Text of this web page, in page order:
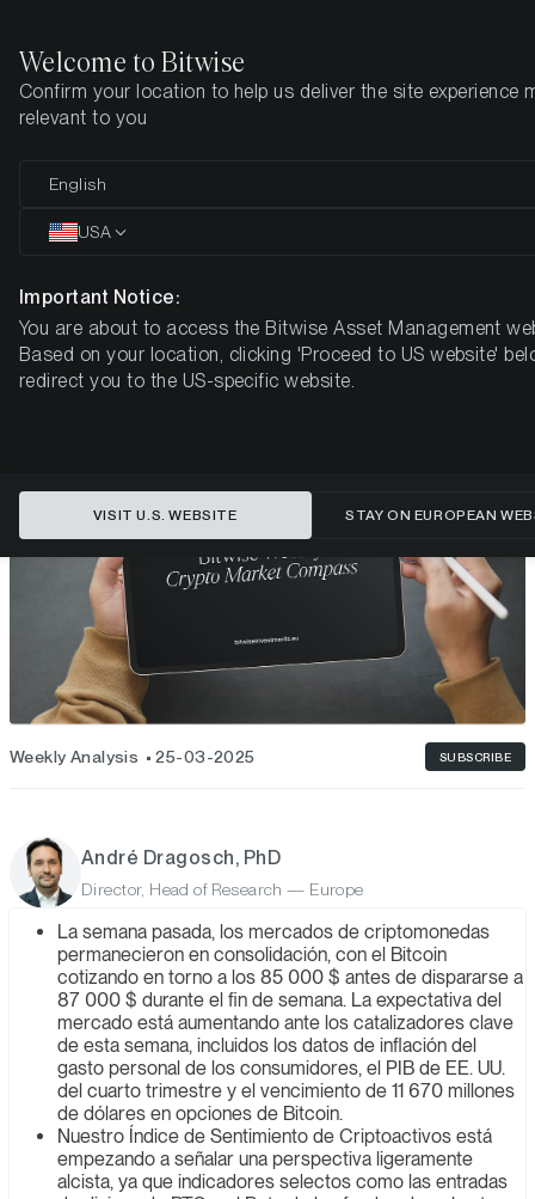
Home Insights Market Updates
El bitcoin se fortalece mientras
EE. UU. evalúa la venta de oro
nuevos catalizadores?
BITWISE CRYPTO MARKET COMPASS - SEMANA 13, 2025
Weekly Analysis 25-03-2025 SUBSCRIBE
André Dragosch, PhD
Director, Head of Research — Europe
La semana pasada, los mercados de criptomonedas
permanecieron en consolidación, con el Bitcoin
cotizando en torno a los 85 000 $ antes de dispararse a
87 000 $ durante el fin de semana. La expectativa del
mercado está aumentando ante los catalizadores clave
de esta semana, incluidos los datos de inflación del
gasto personal de los consumidores, el PIB de EE. UU.
del cuarto trimestre y el vencimiento de 11 670 millones
de dólares en opciones de Bitcoin.
Nuestro Índice de Sentimiento de Criptoactivos está
empezando a señalar una perspectiva ligeramente
alcista, ya que indicadores selectos como las entradas
Welcome to Bitwise
Confirm your location to help us deliver the site experience
relevant to you
English
USA
Important Notice:
You are about to access the Bitwise Asset Management
Based on your location, clicking 'Proceed to US website'
redirect you to the US-specific website.
VISIT U.S. WEBSITE STAY ON EUROPEAN